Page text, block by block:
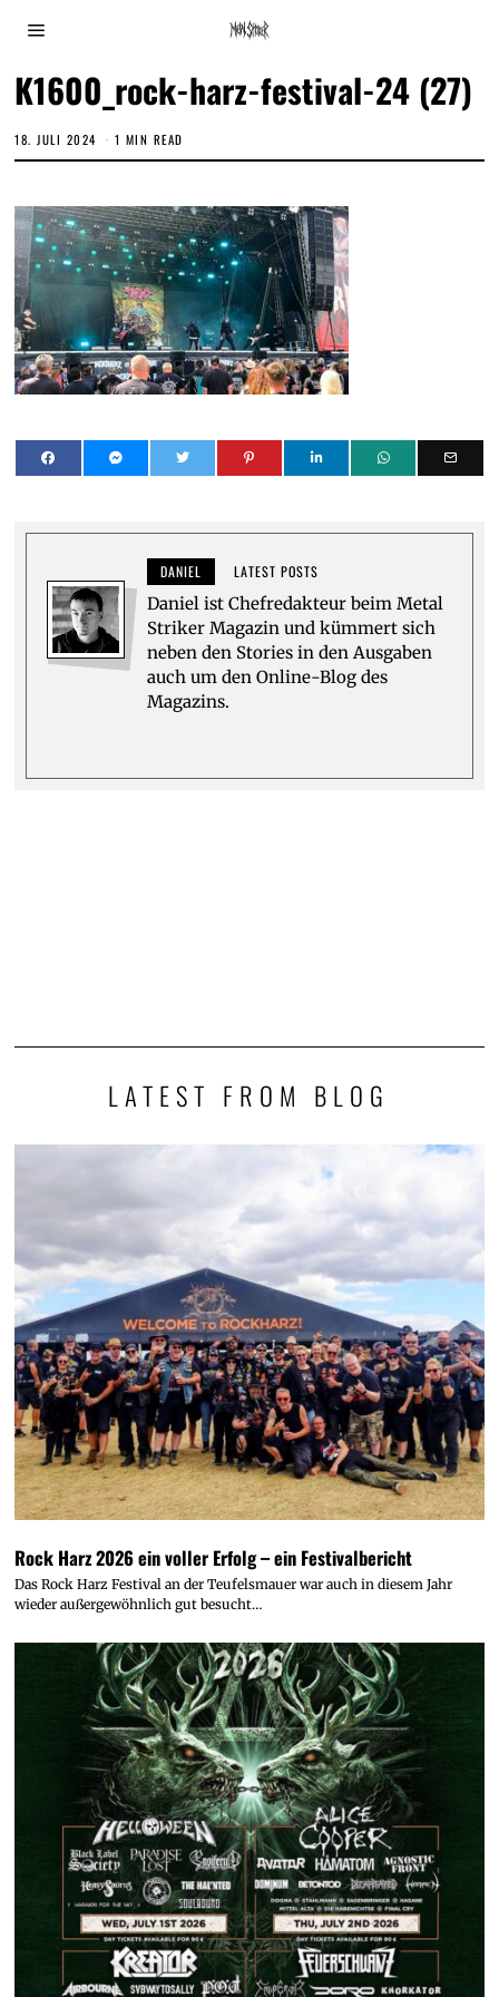
K1600_rock-harz-festival-24 (27)
18. JULI 2024 1 MIN READ
DANIEL LATEST POSTS
Daniel ist Chefredakteur beim Metal
Striker Magazin und kümmert sich
neben den Stories in den Ausgaben
auch um den Online-Blog des
Magazins.
LATEST FROM BLOG
Rock Harz 2026 ein voller Erfolg – ein Festivalbericht
Das Rock Harz Festival an der Teufelsmauer war auch in diesem Jahr
wieder außergewöhnlich gut besucht…